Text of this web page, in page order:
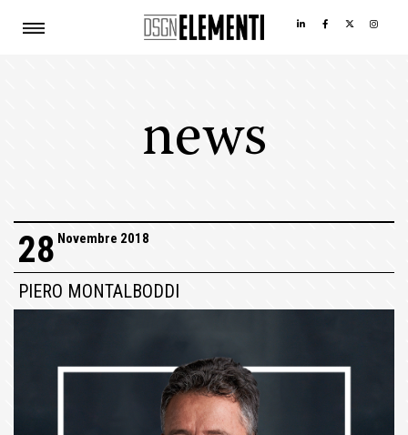
news
28 Novembre 2018
PIERO MONTALBODDI